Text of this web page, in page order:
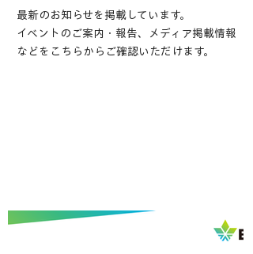
最新のお知らせを掲載しています。
イベントのご案内・報告、メディア掲載情報
などをこちらからご確認いただけます。